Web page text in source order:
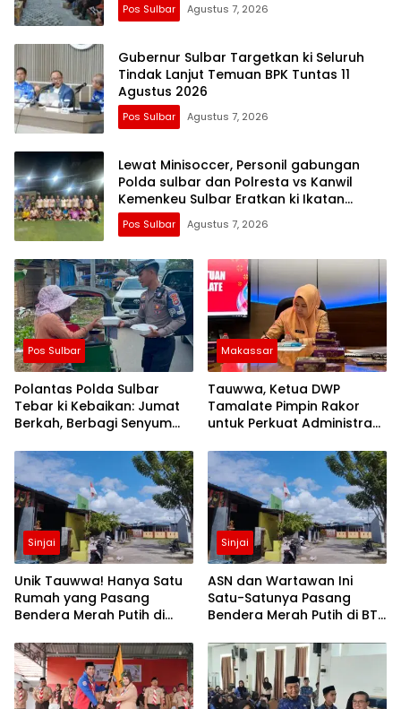
Pos Sulbar Agustus 7, 2026
Gubernur Sulbar Targetkan ki Seluruh
Tindak Lanjut Temuan BPK Tuntas 11
Agustus 2026
Pos Sulbar Agustus 7, 2026
Lewat Minisoccer, Personil gabungan
Polda sulbar dan Polresta vs Kanwil
Kemenkeu Sulbar Eratkan ki Ikatan
Persaudaraan
Pos Sulbar Agustus 7, 2026
Pos Sulbar
Polantas Polda Sulbar
Tebar ki Kebaikan: Jumat
Berkah, Berbagi Senyum
Makassar
Tauwwa, Ketua DWP
Tamalate Pimpin Rakor
untuk Perkuat Administrasi
Sinjai
Unik Tauwwa! Hanya Satu
Rumah yang Pasang
Bendera Merah Putih di
Sinjai
Sinjai
ASN dan Wartawan Ini
Satu-Satunya Pasang
Bendera Merah Putih di BTN